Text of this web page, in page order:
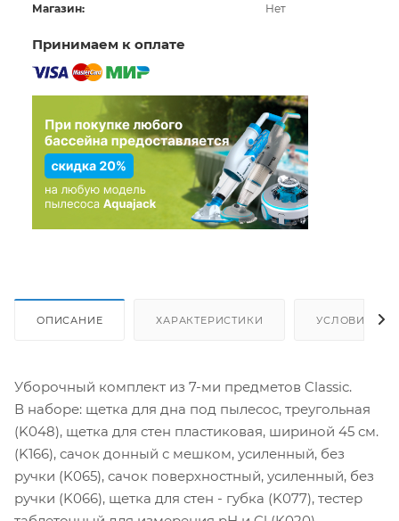
Магазин:
Нет
Принимаем к оплате
ОПИСАНИЕ ХАРАКТЕРИСТИКИ УСЛОВИЯ
Уборочный комплект из 7-ми предметов Classic.
В наборе: щетка для дна под пылесос, треугольная
(K048), щетка для стен пластиковая, шириной 45 см.
(K166), сачок донный с мешком, усиленный, без
ручки (K065), сачок поверхностный, усиленный, без
ручки (K066), щетка для стен - губка (K077), тестер